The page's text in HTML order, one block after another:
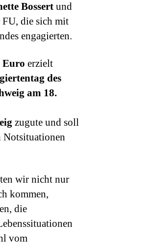
Bossertund
FU, die sich mit
engagierten.
Euro erzielt
des
am 18.
zugute und soll
wir nicht nur
kommen,
die
vom